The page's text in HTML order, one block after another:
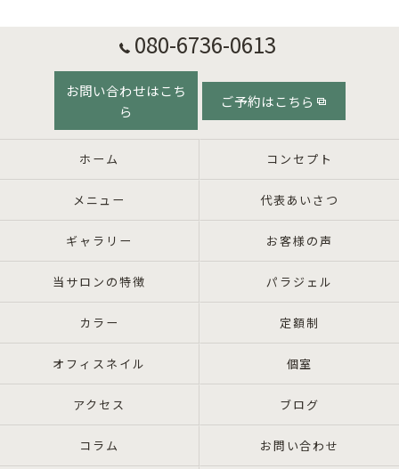
080-6736-0613
お問い合わせはこち
ら
ご予約はこちら
ホーム コンセプト
メニュー 代表あいさつ
ギャラリー お客様の声
当サロンの特徴 パラジェル
カラー 定額制
オフィスネイル 個室
アクセス ブログ
コラム お問い合わせ